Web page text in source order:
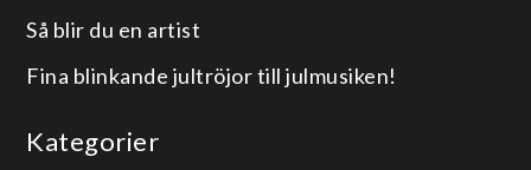
Så blir du en artist
Fina blinkande jultröjor till julmusiken!
Kategorier